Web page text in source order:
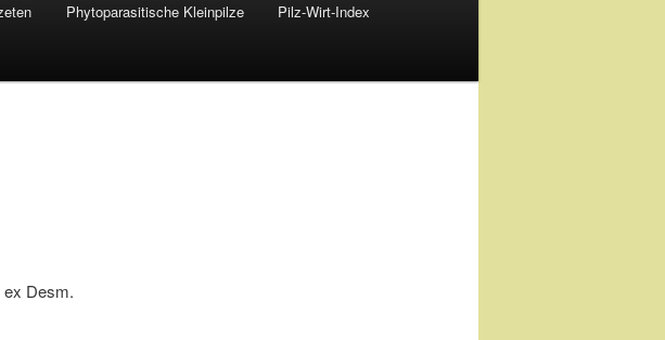
Phytoparasitische Kleinpilze Pilz-Wirt-Index
ex Desm.